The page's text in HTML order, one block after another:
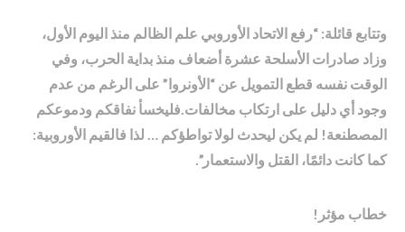
وتتابع قائلة: “رفع الاتحاد الأوروبي علم الظالم منذ اليوم الأول،
وزاد صادرات الأسلحة عشرة أضعاف منذ بداية الحرب، وفي
الوقت نفسه قطع التمويل عن “الأونروا” على الرغم من عدم
وجود أي دليل على ارتكاب مخالفات.فليخسأ نفاقكم ودموعكم
المصطنعة! لم يكن ليحدث لولا تواطؤكم … لذا فالقيم الأوروبية:
كما كانت دائمًا، القتل والاستعمار”.
خطاب مؤثر!